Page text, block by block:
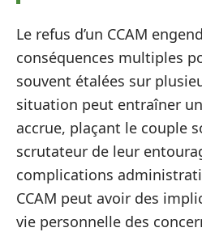
Le refus d’un CCAM
conséquences multiples
souvent étalées sur
situation peut entraîner
accrue, plaçant le couple
scrutateur de leur
complications
CCAM peut avoir des
vie personnelle des